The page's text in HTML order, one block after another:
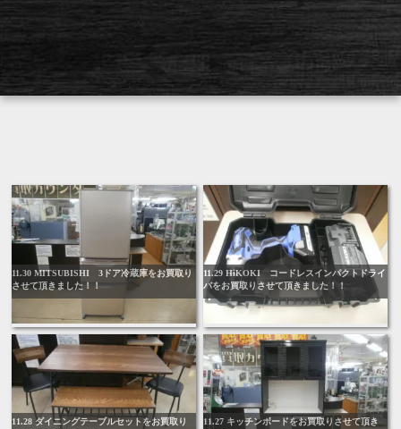
11.30 MITSUBISHI 3ドア冷蔵庫をお買取り
させて頂きました！！
11.29 HiKOKI コードレスインパクトドライ
バをお買取りさせて頂きました！！
11.28 ダイニングテーブルセットをお買取り
11.27 キッチンボードをお買取りさせて頂き